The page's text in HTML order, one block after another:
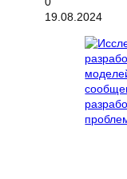
19.08.2024